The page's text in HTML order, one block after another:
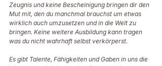
Zeugnis und keine Bescheinigung bringen dir den
Mut mit, den du manchmal brauchst um etwas
wirklich auch umzusetzen und in die Welt zu
bringen. Keine weitere Ausbildung kann tragen
was du nicht wahrhaft selbst verkörperst.
Es gibt Talente, Fähigkeiten und Gaben in uns die